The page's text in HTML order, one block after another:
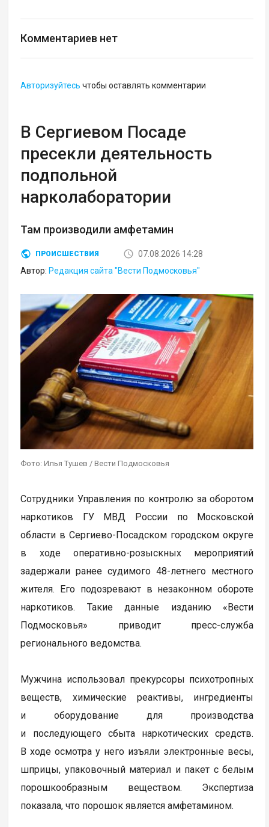
Комментариев нет
Авторизуйтесь чтобы оставлять комментарии
В Сергиевом Посаде
пресекли деятельность
подпольной
нарколаборатории
Там производили амфетамин
ПРОИСШЕСТВИЯ
07.08.2026 14:28
Автор: Редакция сайта "Вести Подмосковья"
Фото: Илья Тушев / Вести Подмосковья
Сотрудники Управления по контролю за оборотом
наркотиков ГУ МВД России по Московской
области в Сергиево-Посадском городском округе
в ходе оперативно-розыскных мероприятий
задержали ранее судимого 48-летнего местного
жителя. Его подозревают в незаконном обороте
наркотиков. Такие данные изданию «Вести
Подмосковья» приводит пресс-служба
регионального ведомства.
Мужчина использовал прекурсоры психотропных
веществ, химические реактивы, ингредиенты
и оборудование для производства
и последующего сбыта наркотических средств.
В ходе осмотра у него изъяли электронные весы,
шприцы, упаковочный материал и пакет с белым
порошкообразным веществом. Экспертиза
показала, что порошок является амфетамином.